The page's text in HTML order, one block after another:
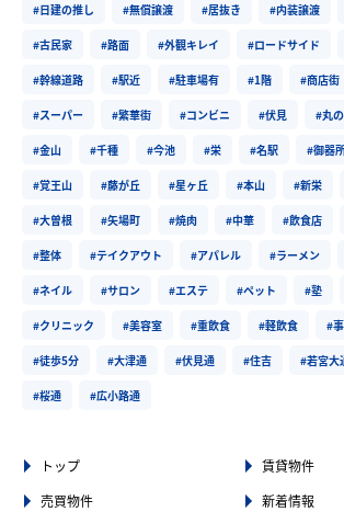
#日建の推し #無償譲渡 #居抜き #内装譲渡
#古民家 #路面 #外観キレイ #ロードサイド
#幹線道路 #駅近 #駐車場有 #1階 #商店街
#スーパー #繁華街 #コンビニ #伏見 #丸
#金山 #千種 #今池 #栄 #名駅 #御器
#覚王山 #藤が丘 #星ヶ丘 #本山 #新栄
#大曽根 #矢場町 #焼肉 #中華 #飲食店
#整体 #テイクアウト #アパレル #ラーメン
#ネイル #サロン #エステ #ペット #塾
#クリニック #美容室 #重飲食 #軽飲食 #
#徒歩5分 #大津通 #伏見通 #住吉 #若宮大
#桜通 #広小路通
トップ
賃貸物件
売買物件
新着情報